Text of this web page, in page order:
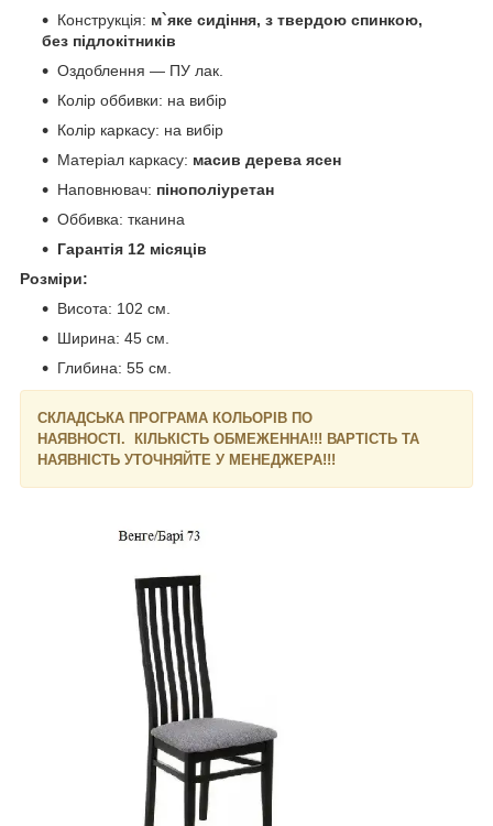
Конструкція: м`яке сидіння, з твердою спинкою,
без підлокітників
Оздоблення ― ПУ лак.
Колір оббивки: на вибір
Колір каркасу: на вибір
Матеріал каркасу: масив дерева ясен
Наповнювач: пінополіуретан
Оббивка: тканина
Гарантія 12 місяців
Розміри:
Висота: 102 см.
Ширина: 45 см.
Глибина: 55 см.
СКЛАДСЬКА ПРОГРАМА КОЛЬОРІВ ПО
НАЯВНОСТІ. КІЛЬКІСТЬ ОБМЕЖЕННА!!! ВАРТІСТЬ ТА
НАЯВНІСТЬ УТОЧНЯЙТЕ У МЕНЕДЖЕРА!!!